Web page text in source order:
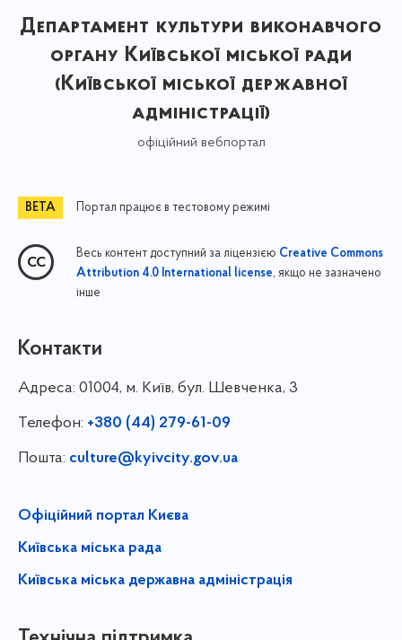
Департамент культури виконавчого
органу Київської міської ради
(Київської міської державної
адміністрації)
офіційний вебпортал
Портал працює в тестовому режимі
Весь контент доступний за ліцензією Creative Commons
Attribution 4.0 International license, якщо не зазначено
інше
Контакти
Адреса: 01004, м. Київ, бул. Шевченка, 3
Телефон: +380 (44) 279-61-09
Пошта: culture@kyivcity.gov.ua
Офіційний портал Києва
Київська міська рада
Київська міська державна адміністрація